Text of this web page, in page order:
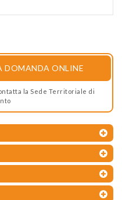
DOMANDA ONLINE
la Sede Territoriale di